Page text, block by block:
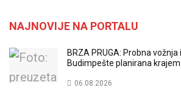
NAJNOVIJE NA PORTALU
BRZA PRUGA: Probna
Budimpešte planirana
06.08.2026